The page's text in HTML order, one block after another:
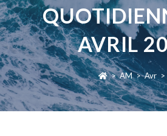
AVRIL
> AM > Avr >